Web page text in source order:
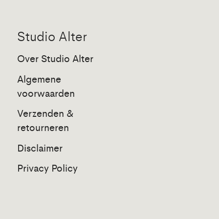
Studio Alter
Over Studio Alter
Algemene
voorwaarden
Verzenden &
retourneren
Disclaimer
Privacy Policy